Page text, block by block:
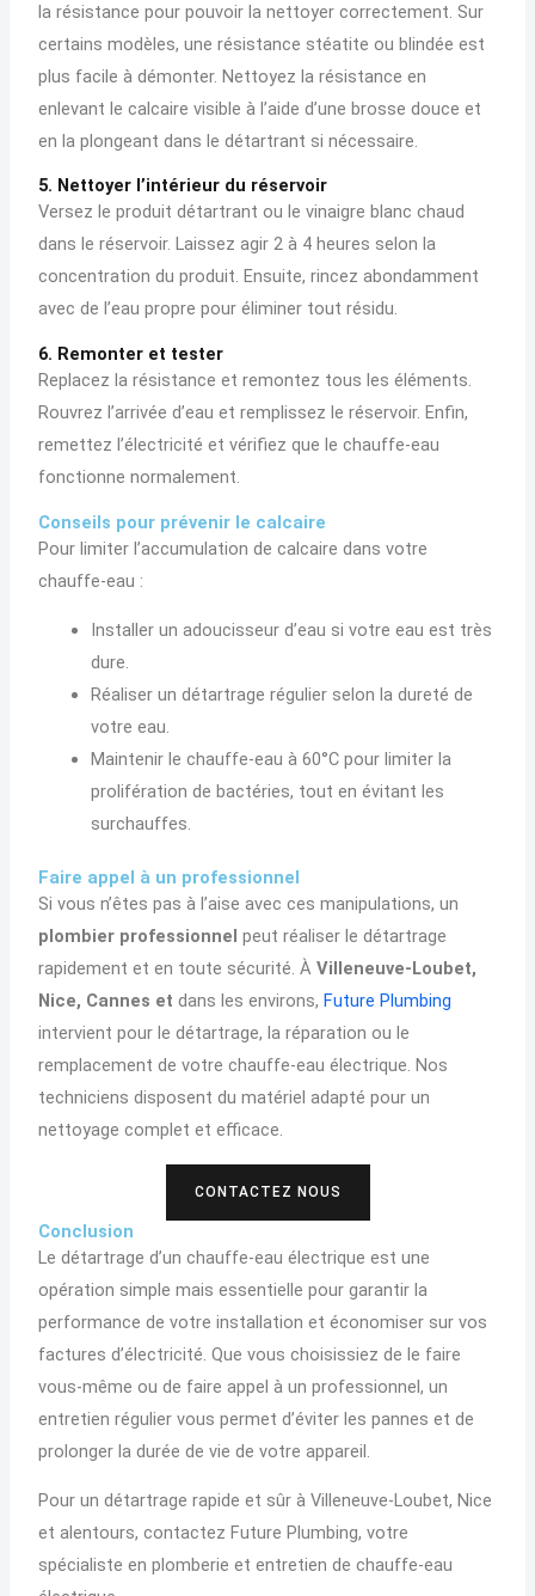
la résistance pour pouvoir la nettoyer correctement. Sur
certains modèles, une résistance stéatite ou blindée est
plus facile à démonter. Nettoyez la résistance en
enlevant le calcaire visible à l’aide d’une brosse douce et
en la plongeant dans le détartrant si nécessaire.
5. Nettoyer l’intérieur du réservoir
Versez le produit détartrant ou le vinaigre blanc chaud
dans le réservoir. Laissez agir 2 à 4 heures selon la
concentration du produit. Ensuite, rincez abondamment
avec de l’eau propre pour éliminer tout résidu.
6. Remonter et tester
Replacez la résistance et remontez tous les éléments.
Rouvrez l’arrivée d’eau et remplissez le réservoir. Enfin,
remettez l’électricité et vérifiez que le chauffe-eau
fonctionne normalement.
Conseils pour prévenir le calcaire
Pour limiter l’accumulation de calcaire dans votre
chauffe-eau :
Installer un adoucisseur d’eau si votre eau est très
dure.
Réaliser un détartrage régulier selon la dureté de
votre eau.
Maintenir le chauffe-eau à 60°C pour limiter la
prolifération de bactéries, tout en évitant les
surchauffes.
Faire appel à un professionnel
Si vous n’êtes pas à l’aise avec ces manipulations, un
plombier professionnel peut réaliser le détartrage
rapidement et en toute sécurité. ÀVilleneuve-Loubet,
Nice, Cannes et dans les environs,Future Plumbing
intervient pour le détartrage, la réparation ou le
remplacement de votre chauffe-eau électrique. Nos
techniciens disposent du matériel adapté pour un
nettoyage complet et efficace.
CONTACTEZ NOUS
Conclusion
Le détartrage d’un chauffe-eau électrique est une
opération simple mais essentielle pour garantir la
performance de votre installation et économiser sur vos
factures d’électricité. Que vous choisissiez de le faire
vous-même ou de faire appel à un professionnel, un
entretien régulier vous permet d’éviter les pannes et de
prolonger la durée de vie de votre appareil.
Pour un détartrage rapide et sûr à Villeneuve-Loubet, Nice
et alentours, contactez Future Plumbing, votre
spécialiste en plomberie et entretien de chauffe-eau